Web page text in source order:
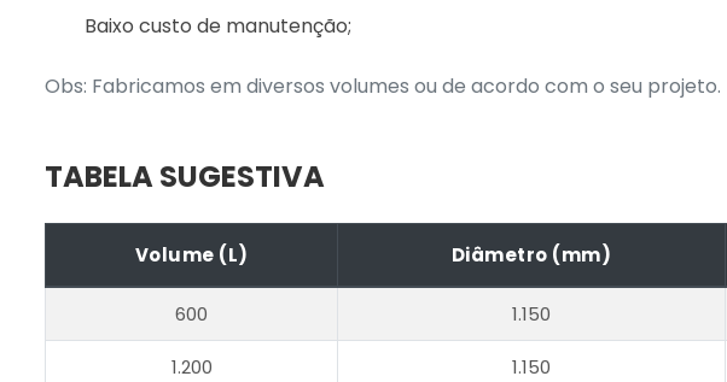
Baixo custo de manutenção;
Obs: Fabricamos em diversos volumes ou de acordo com o seu projeto.
TABELA SUGESTIVA
Volume (L) Diâmetro (mm)
600 1.150
1.200 1.150